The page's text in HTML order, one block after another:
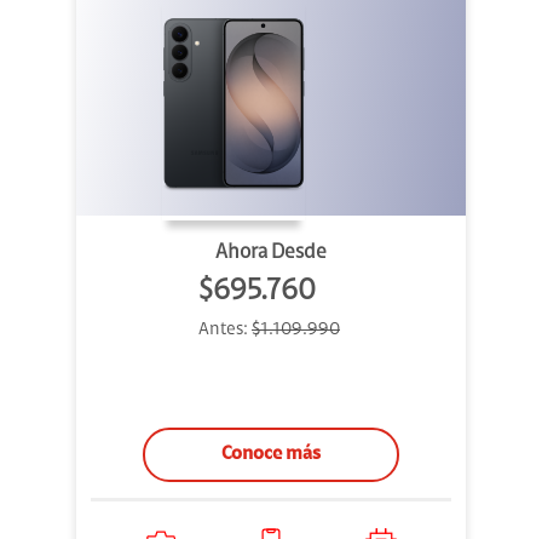
Ahora Desde
$695.760
Antes: $1.109.990
Conoce más